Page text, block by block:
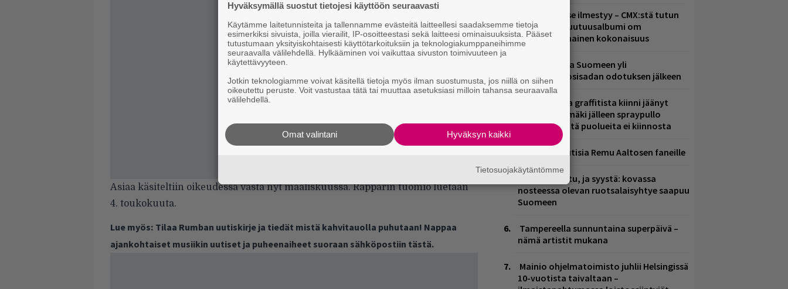
Asiaa käsiteltiin oikeudessa vasta nyt maaliskuussa. Räppärin tuomio luetaan
4. toukokuuta.
Lue myös: Tilaa Rumban uutiskirje ja tiedät mistä kahvitauolla puhutaan! Nappaa
ajankohtaiset musiikin uutiset ja puheenaiheet suoraan sähköpostiin tästä.
Huomenna se ilmestyy – CMX:stä tutun
A.W. Yrjänän uutuusalbumi om
mammuttimainen kokonaisuus
Weezer palaa Suomeen yli
neljännesvuosisadan odotuksen jälkeen
Laittomasta graffitista kiinni jäänyt
Paavo Arhinmäki jälleen spraypullo
kädessä – näitä puolueita ei kiinnosta
Mainioita uutisia Remu Aaltosen faneille
Kent mainittu, ja syystä: kovassa
nosteessa olevan ruotsalaisyhtye saapuu
Suomeen
Tampereella sunnuntaina superpäivä –
nämä artistit mukana
Mainio ohjelmatoimisto juhlii Helsingissä
10-vuotista taivaltaan –
Hyväksymällä suostut tietojesi käyttöön seuraavasti
Käytämme laitetunnisteita ja tallennamme evästeitä laitteellesi saadaksemme tietoja
esimerkiksi sivuista, joilla vierailit, IP-osoitteestasi sekä laitteesi ominaisuuksista. Pääset
tutustumaan yksityiskohtaisesti käyttötarkoituksiin ja teknologiakumppaneihimme
seuraavalla välilehdellä. Hylkääminen voi vaikuttaa sivuston toimivuuteen ja
käytettävyyteen.
Jotkin teknologiamme voivat käsitellä tietoja myös ilman suostumusta, jos niillä on siihen
oikeutettu peruste. Voit vastustaa tätä tai muuttaa asetuksiasi milloin tahansa seuraavalla
välilehdellä.
Hyväksyn kaikki
Omat valintani
Tietosuojakäytäntömme